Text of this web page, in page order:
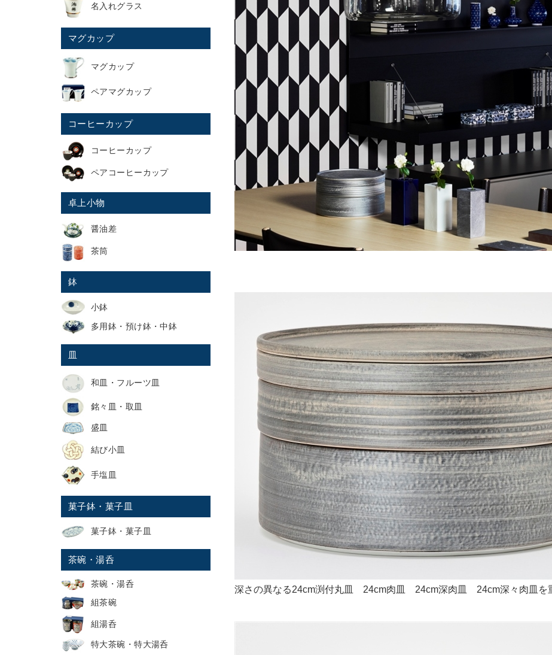
深さの異なる24cm渕付丸皿 24cm肉皿 24cm深肉皿 24cm深々肉皿を
名入れグラス
マグカップ
マグカップ
ペアマグカップ
コーヒーカップ
コーヒーカップ
ペアコーヒーカップ
卓上小物
醤油差
茶筒
鉢
小鉢
多用鉢・預け鉢・中鉢
皿
和皿・フルーツ皿
銘々皿・取皿
盛皿
結び小皿
手塩皿
菓子鉢・菓子皿
菓子鉢・菓子皿
茶碗・湯呑
茶碗・湯呑
組茶碗
組湯呑
特大茶碗・特大湯呑